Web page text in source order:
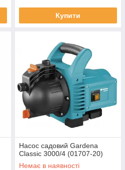
Купити
Насос садовий Gardena
Classic 3000/4 (01707-20)
Немає в наявності